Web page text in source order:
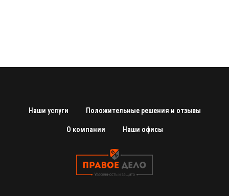
Наши услуги Положительные решения и отзывы
О компании Наши офисы